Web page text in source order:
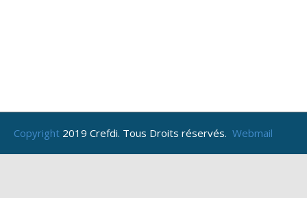
Copyright 2019 Crefdi. Tous Droits réservés. Webmail